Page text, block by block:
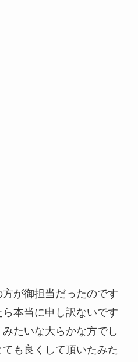
が御担当だったのです
本当に申し訳ないです
たいな大らかな方でし
も良くして頂いたみた